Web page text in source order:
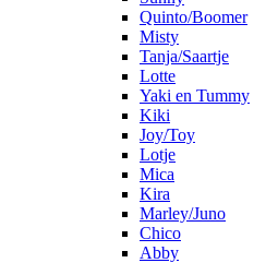
Quinto/Boomer
Misty
Tanja/Saartje
Lotte
Yaki en Tummy
Kiki
Joy/Toy
Lotje
Mica
Kira
Marley/Juno
Chico
Abby